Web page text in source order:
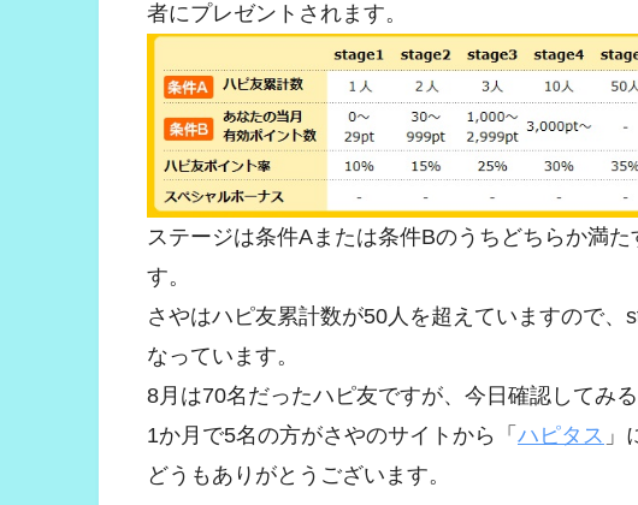
者にプレゼントされます。
ステージは条件Aまたは条件Bのうちどちらか満
す。
さやはハピ友累計数が50人を超えていますので
なっています。
8月は70名だったハピ友ですが、今日確認してみ
1か月で5名の方がさやのサイトから「 ハピタス 」
どうもありがとうございます。